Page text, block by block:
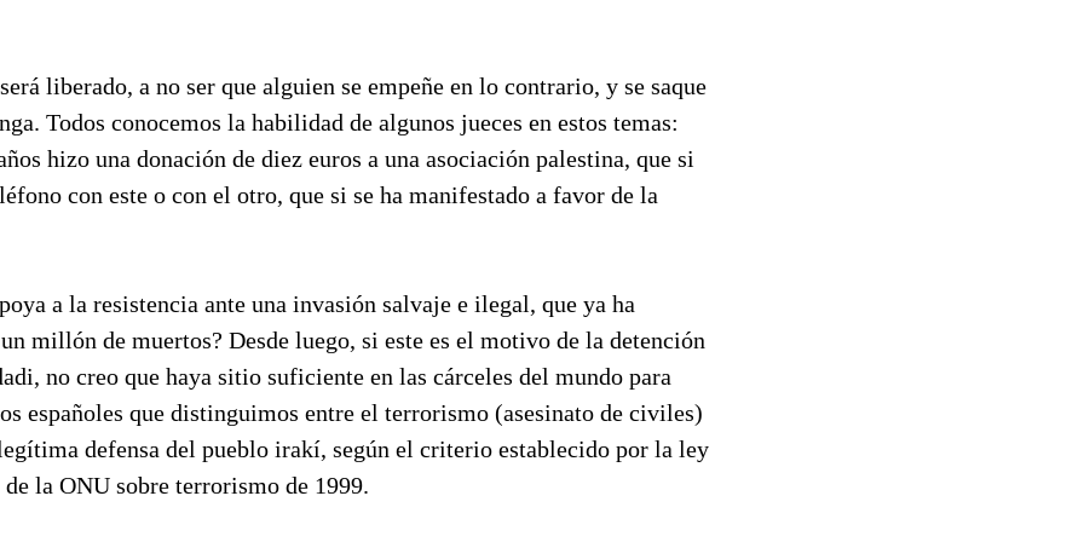
liberado, a no ser que alguien se empeñe en lo contrario, y se saque
Todos conocemos la habilidad de algunos jueces en estos temas:
hizo una donación de diez euros a una asociación palestina, que si
con este o con el otro, que si se ha manifestado a favor de la
a la resistencia ante una invasión salvaje e ilegal, que ya ha
millón de muertos? Desde luego, si este es el motivo de la detención
no creo que haya sitio suficiente en las cárceles del mundo para
españoles que distinguimos entre el terrorismo (asesinato de civiles)
defensa del pueblo irakí, según el criterio establecido por la ley
la ONU sobre terrorismo de 1999.